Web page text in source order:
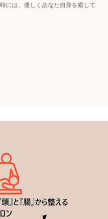
時には、優しくあなた自身を癒して